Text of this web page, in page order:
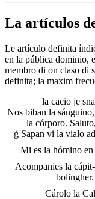
La artículos
Le artículo definita
en la pública dominio,
membro di on claso di
definita; la maxim
la cacio je
Nos biban la
la córporo.
ġ Sapan vi la vialo
Mi es la hómino en
Acompanies la
bolingher.
Cárolo la